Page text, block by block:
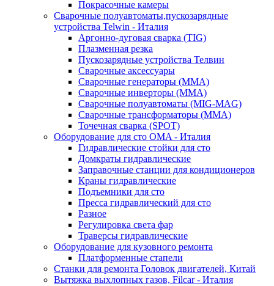
Покрасочные камеры
Сварочные полуавтоматы,пускозарядные
устройства Telwin - Италия
Аргонно-дуговая сварка (TIG)
Плазменная резка
Пускозарядные устройства Телвин
Сварочные аксессуары
Сварочные генераторы (MMA)
Сварочные инверторы (MMA)
Сварочные полуавтоматы (MIG-MAG)
Сварочные трансформаторы (MMA)
Точечная сварка (SPOT)
Оборудование для сто OMA - Италия
Гидравлические стойки для сто
Домкраты гидравлические
Заправочные станции для кондиционеров
Краны гидравлические
Подъемники для сто
Пресса гидравлический для сто
Разное
Регулировка света фар
Траверсы гидравлические
Оборудование для кузовного ремонта
Платформенные стапели
Станки для ремонта Головок двигателей, Китай
Вытяжка выхлопных газов, Filcar - Италия